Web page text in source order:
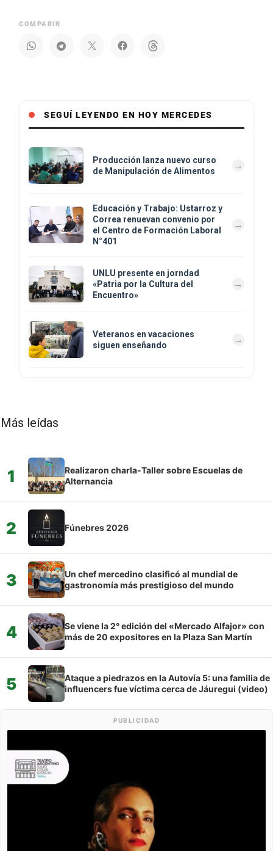
COMPARIR
SEGUÍ LEYENDO EN HOY MERCEDES
Producción lanza nuevo curso
de Manipulación de Alimentos
Educación y Trabajo: Ustarroz y
Correa renuevan convenio por
el Centro de Formación Laboral
N°401
UNLU presente en jorndad
«Patria por la Cultura del
Encuentro»
Veteranos en vacaciones
siguen enseñando
Más leídas
1
Realizaron charla-Taller sobre Escuelas de
Alternancia
2 Fúnebres 2026
3
Un chef mercedino clasificó al mundial de
gastronomía más prestigioso del mundo
4
Se viene la 2° edición del «Mercado Alfajor» con
más de 20 expositores en la Plaza San Martín
5
Ataque a piedrazos en la Autovía 5: una familia de
influencers fue víctima cerca de Jáuregui (video)
PUBLICIDAD